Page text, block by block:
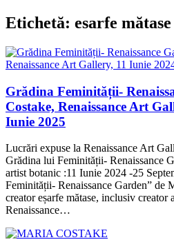
Etichetă: esarfe mătase
Grădina Feminității-
Costake, Renaissance Art
Iunie 2025
Lucrări expuse la Renaissance Art
Grădina lui Feminității- Renaissance
artist botanic :11 Iunie 2024 -25
Feminității- Renaissance Garden” de
creator eșarfe mătase, inclusiv creator
Renaissance…